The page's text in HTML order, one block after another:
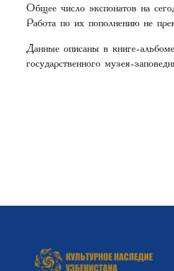
Общее число экспонатов на
Работа по их пополнению не
Данные описаны в книге-
государственного музея-